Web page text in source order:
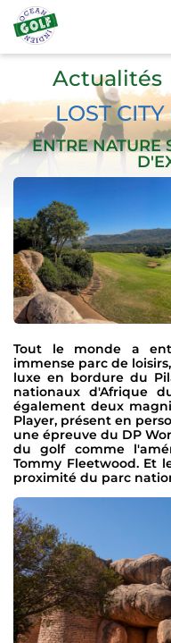
Actualités
LOST
ENTRE NATURE
Tout le monde a
immense parc de
luxe en bordure du
nationaux d'Afrique
également deux
Player, présent en
une épreuve du DP
du golf comme
Tommy Fleetwood. Et
proximité du parc